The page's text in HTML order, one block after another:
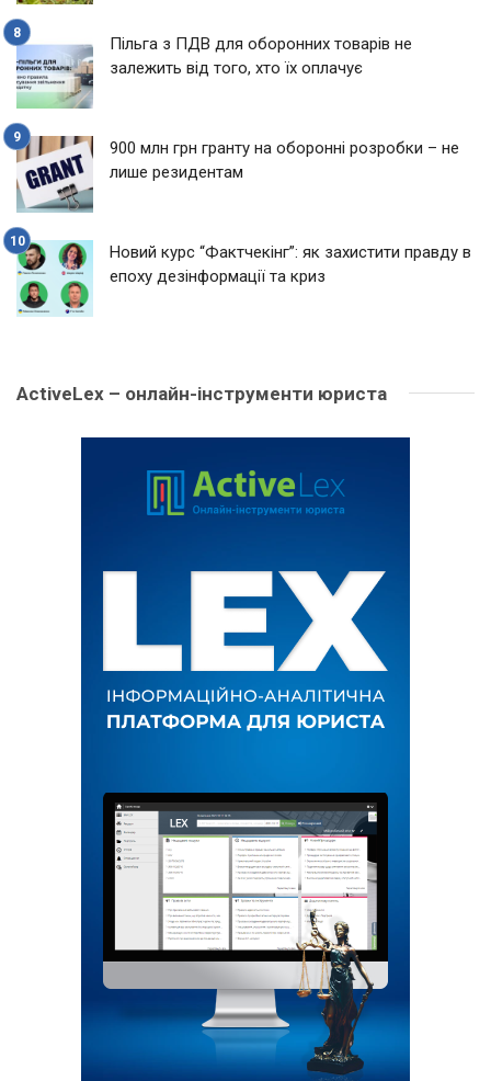
Пільга з ПДВ для оборонних товарів не
залежить від того, хто їх оплачує
900 млн грн гранту на оборонні розробки – не
лише резидентам
Новий курс “Фактчекінг”: як захистити правду в
епоху дезінформації та криз
ActiveLex – онлайн-інструменти юриста